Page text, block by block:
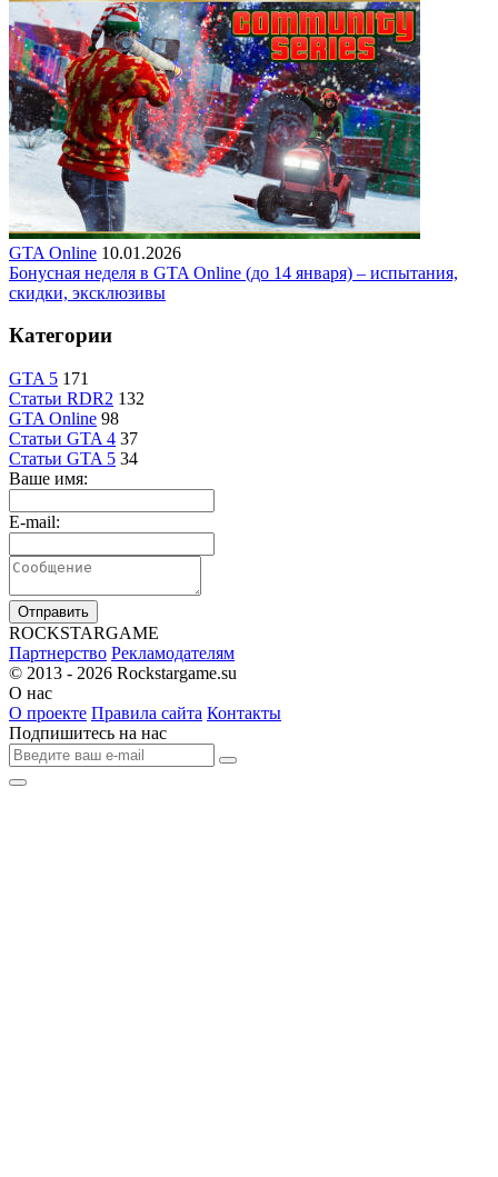
GTA Online 10.01.2026
Бонусная неделя в GTA Online (до 14 января) – испытания,
скидки, эксклюзивы
Категории
GTA 5 171
Статьи RDR2 132
GTA Online 98
Статьи GTA 4 37
Статьи GTA 5 34
Ваше имя:
E-mail:
Отправить
ROCKSTARGAME
Партнерство Рекламодателям
© 2013 - 2026 Rockstargame.su
О нас
О проекте Правила сайта Контакты
Подпишитесь на нас